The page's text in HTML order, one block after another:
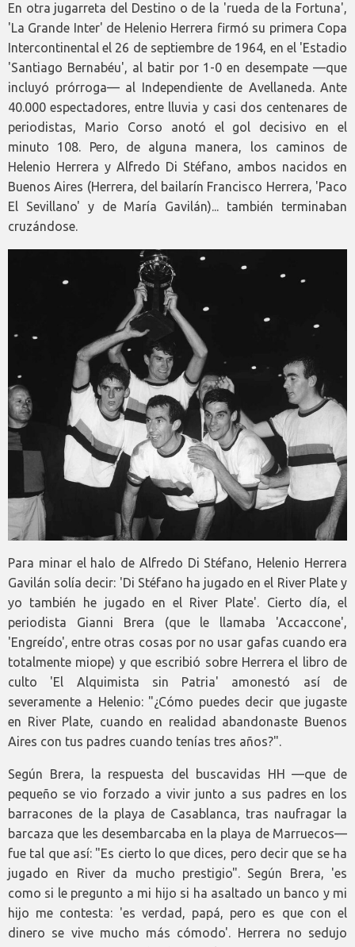
En otra jugarreta del Destino o de la 'rueda de la Fortuna',
'La Grande Inter' de Helenio Herrera firmó su primera Copa
Intercontinental el 26 de septiembre de 1964, en el 'Estadio
'Santiago Bernabéu', al batir por 1-0 en desempate —que
incluyó prórroga— al Independiente de Avellaneda. Ante
40.000 espectadores, entre lluvia y casi dos centenares de
periodistas, Mario Corso anotó el gol decisivo en el
minuto 108. Pero, de alguna manera, los caminos de
Helenio Herrera y Alfredo Di Stéfano, ambos nacidos en
Buenos Aires (Herrera, del bailarín Francisco Herrera, 'Paco
El Sevillano' y de María Gavilán)... también terminaban
cruzándose.
Para minar el halo de Alfredo Di Stéfano, Helenio Herrera
Gavilán solía decir: 'Di Stéfano ha jugado en el River Plate y
yo también he jugado en el River Plate'. Cierto día, el
periodista Gianni Brera (que le llamaba 'Accaccone',
'Engreído', entre otras cosas por no usar gafas cuando era
totalmente miope) y que escribió sobre Herrera el libro de
culto 'El Alquimista sin Patria' amonestó así de
severamente a Helenio: "¿Cómo puedes decir que jugaste
en River Plate, cuando en realidad abandonaste Buenos
Aires con tus padres cuando tenías tres años?".
Según Brera, la respuesta del buscavidas HH —que de
pequeño se vio forzado a vivir junto a sus padres en los
barracones de la playa de Casablanca, tras naufragar la
barcaza que les desembarcaba en la playa de Marruecos—
fue tal que así: "Es cierto lo que dices, pero decir que se ha
jugado en River da mucho prestigio". Según Brera, 'es
como si le pregunto a mi hijo si ha asaltado un banco y mi
hijo me contesta: 'es verdad, papá, pero es que con el
dinero se vive mucho más cómodo'. Herrera no sedujo